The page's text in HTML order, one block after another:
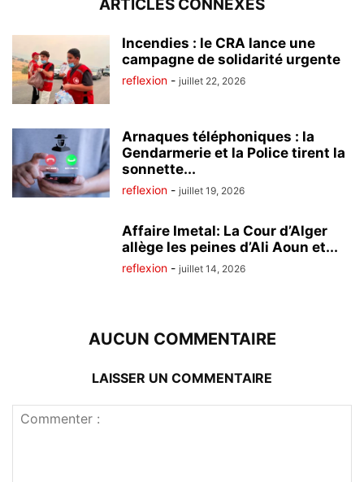
ARTICLES CONNEXES
Incendies : le CRA lance une
campagne de solidarité urgente
reflexion - juillet 22, 2026
Arnaques téléphoniques : la
Gendarmerie et la Police tirent la
sonnette...
reflexion - juillet 19, 2026
Affaire Imetal: La Cour d’Alger
allège les peines d’Ali Aoun et...
reflexion - juillet 14, 2026
AUCUN COMMENTAIRE
LAISSER UN COMMENTAIRE